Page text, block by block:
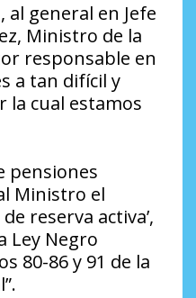
al general en Jefe
Ministro de la
responsable en
a tan difícil y
la cual estamos
pensiones
Ministro el
reserva activa’,
Ley Negro
80-86 y 91 de la